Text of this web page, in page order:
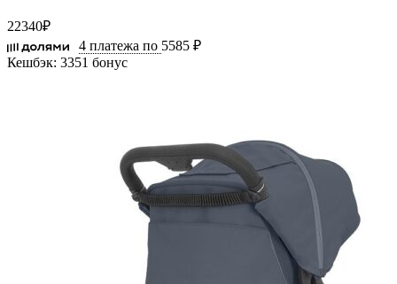
22340₽
4 платежа по 5585 ₽
Кешбэк: 3351 бонус